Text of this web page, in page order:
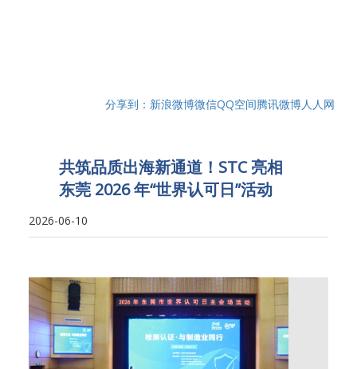
分享到： 新浪微博微信QQ空间腾讯微博人人网
共筑品质出海新通道！STC 亮相
东莞 2026 年“世界认可日”活动
2026-06-10